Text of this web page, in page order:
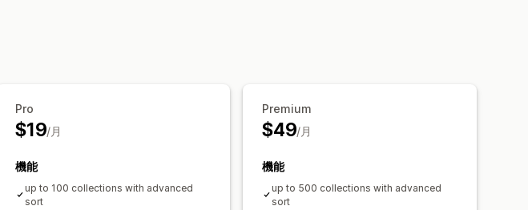
Pro
$19/月
機能
up to 100 collections with advanced
sort
Premium
$49/月
機能
up to 500 collections with advanced
sort